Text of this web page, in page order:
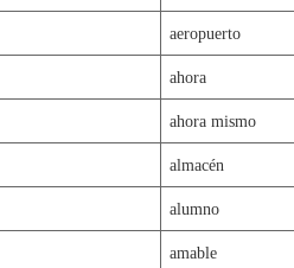
aeropuerto
ahora
ahora mismo
almacén
alumno
amable